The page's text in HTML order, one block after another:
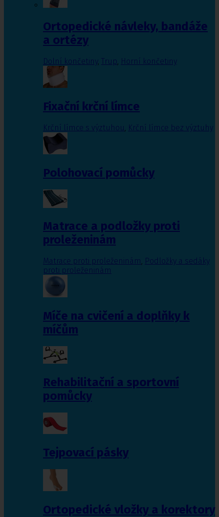
Ortopedické návleky, bandáže
a ortézy
Dolní končetiny, Trup, Horní končetiny
Fixační krční límce
Krční límce s výztuhou Krční límce bez výztuhy
Polohovací pomůcky
Matrace a podložky proti
proleženinám
Matrace proti proleženinám, Podložky a sedáky
proti proleženinám
Míče na cvičení a doplňky k
míčům
Rehabilitační a sportovní
pomůcky
Tejpovací pásky
Ortopedické vložky a korektory